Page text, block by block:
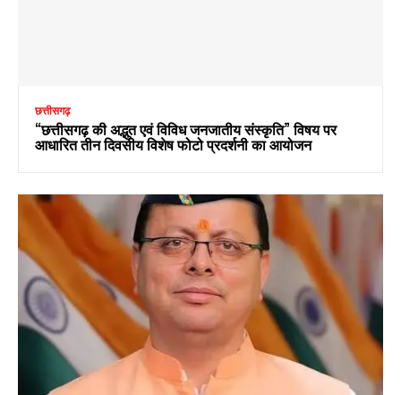
छत्तीसगढ़
“छत्तीसगढ़ की अद्भुत एवं विविध जनजातीय संस्कृति” विषय पर
आधारित तीन दिवसीय विशेष फोटो प्रदर्शनी का आयोजन